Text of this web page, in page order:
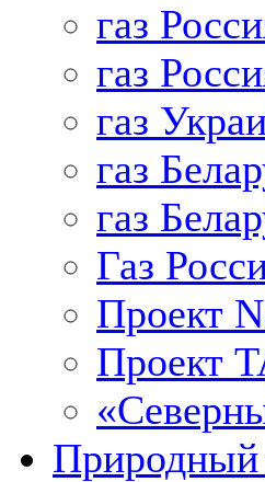
газ
газ
газ
газ
газ
Газ
Проект
Проект
Природный